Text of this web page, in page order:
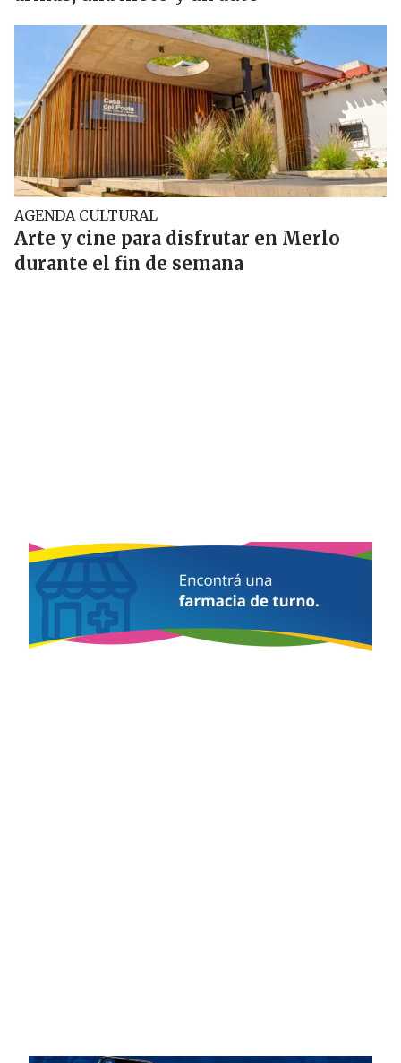
AGENDA CULTURAL
Arte y cine para disfrutar en Merlo
durante el fin de semana